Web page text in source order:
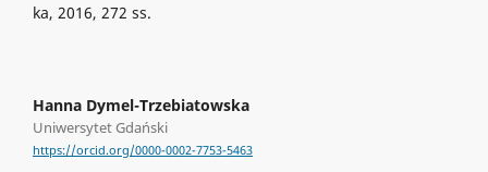
ka, 2016, 272 ss.
Hanna Dymel-Trzebiatowska
Uniwersytet Gdański
https://orcid.org/0000-0002-7753-5463